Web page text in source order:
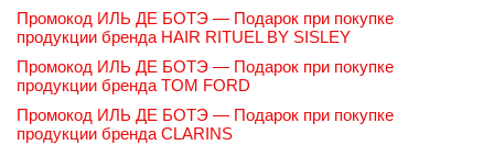
Промокод ИЛЬ ДЕ БОТЭ — Подарок при покупке
продукции бренда HAIR RITUEL BY SISLEY
Промокод ИЛЬ ДЕ БОТЭ — Подарок при покупке
продукции бренда TOM FORD
Промокод ИЛЬ ДЕ БОТЭ — Подарок при покупке
продукции бренда CLARINS